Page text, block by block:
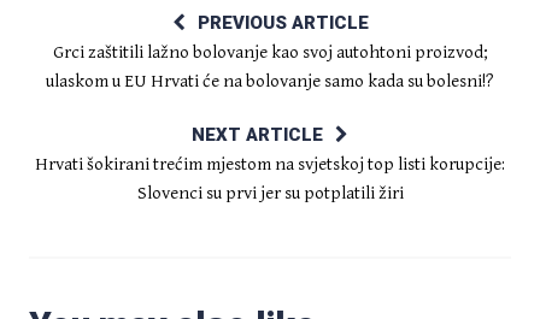
PREVIOUS ARTICLE
Grci zaštitili lažno bolovanje kao svoj autohtoni proizvod;
ulaskom u EU Hrvati će na bolovanje samo kada su bolesni!?
NEXT ARTICLE
Hrvati šokirani trećim mjestom na svjetskoj top listi korupcije:
Slovenci su prvi jer su potplatili žiri